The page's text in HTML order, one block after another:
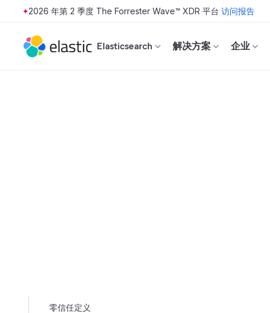
Skip to main content
2026 年第 2 季度 The Forrester Wave™ XDR 平台 访问报告
Elasticsearch 解决方案 企业
零信任定义